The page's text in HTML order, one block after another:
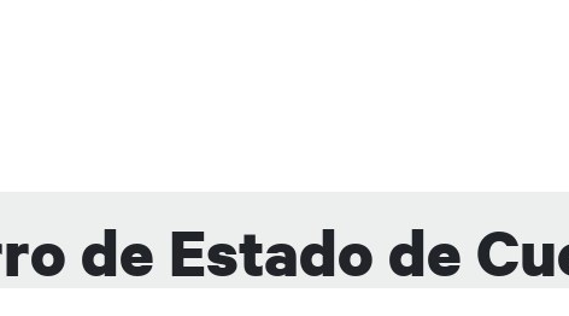
de Estado de